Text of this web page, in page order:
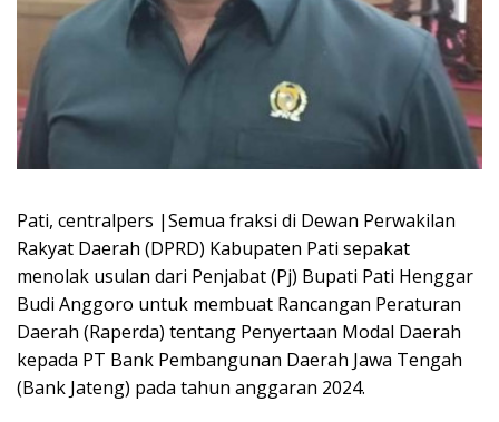
Pati, centralpers |Semua fraksi di Dewan Perwakilan
Rakyat Daerah (DPRD) Kabupaten Pati sepakat
menolak usulan dari Penjabat (Pj) Bupati Pati Henggar
Budi Anggoro untuk membuat Rancangan Peraturan
Daerah (Raperda) tentang Penyertaan Modal Daerah
kepada PT Bank Pembangunan Daerah Jawa Tengah
(Bank Jateng) pada tahun anggaran 2024.